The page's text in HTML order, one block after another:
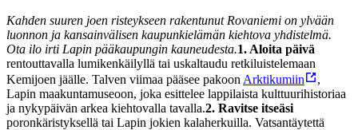
Kahden suuren joen risteykseen rakentunut Rovaniemi on ylvään
luonnon ja kansainvälisen kaupunkielämän kiehtova yhdistelmä.
Ota ilo irti Lapin pääkaupungin kauneudesta.1. Aloita päivä
rentouttavalla lumikenkäilyllä tai uskaltaudu retkiluistelemaan
Kemijoen jäälle. Talven viimaa pääsee pakoon Arktikumiin
,
Lapin maakuntamuseoon, joka esittelee lappilaista kulttuurihistoriaa
ja nykypäivän arkea kiehtovalla tavalla.2. Ravitse itseäsi
poronkäristyksellä tai Lapin jokien kalaherkuilla. Vatsantäytettä